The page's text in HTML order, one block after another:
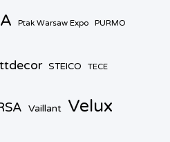
Ptak Warsaw Expo PURMO
STEICO TECE
Vaillant Velux